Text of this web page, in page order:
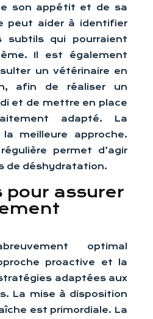
son appétit et de sa
peut aider à identifier
subtils qui pourraient
Il est également
un vétérinaire en
afin de réaliser un
et de mettre en place
adapté. La
meilleure approche.
permet d’agir
de déshydratation.
pour assurer
optimal
proactive et la
adaptées aux
La mise à disposition
est primordiale. La